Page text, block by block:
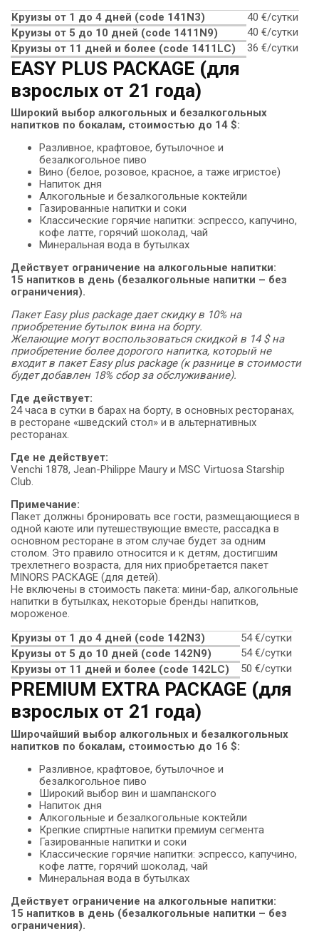
Круизы от 1 до 4 дней (сode 141N3)
40 €/сутки
Круизы от 5 до 10 дней (сode 1411N9)
40 €/сутки
Круизы от 11 дней и более (code 1411LC)
36 €/сутки
EASY PLUS PACKAGE (для
взрослых от 21 года)
Широкий выбор алкогольных и безалкогольных
напитков по бокалам, стоимостью до 14 $:
Разливное, крафтовое, бутылочное и
безалкогольное пиво
Вино (белое, розовое, красное, а таже игристое)
Напиток дня
Алкогольные и безалкогольные коктейли
Газированные напитки и соки
Классические горячие напитки: эспрессо, капучино,
кофе латте, горячий шоколад, чай
Минеральная вода в бутылках
Действует ограничение на алкогольные напитки:
15 напитков в день (безалкогольные напитки – без
ограничения).
Пакет Easy plus package дает скидку в 10% на
приобретение бутылок вина на борту.
Желающие могут воспользоваться скидкой в 14 $ на
приобретение более дорогого напитка, который не
входит в пакет Easy plus package (к разнице в стоимости
будет добавлен 18% сбор за обслуживание).
Где действует:
24 часа в сутки в барах на борту, в основных ресторанах,
в ресторане «шведский стол» и в альтернативных
ресторанах.
Где не действует:
Venchi 1878, Jean-Philippe Maury и MSC Virtuosa Starship
Club.
Примечание:
Пакет должны бронировать все гости, размещающиеся в
одной каюте или путешествующие вместе, рассадка в
основном ресторане в этом случае будет за одним
столом. Это правило относится и к детям, достигшим
трехлетнего возраста, для них приобретается пакет
MINORS PACKAGE (для детей).
Не включены в стоимость пакета: мини-бар, алкогольные
напитки в бутылках, некоторые бренды напитков,
мороженое.
Круизы от 1 до 4 дней (code 142N3)
54 €/сутки
Круизы от 5 до 10 дней (сode 142N9)
54 €/сутки
Круизы от 11 дней и более (code 142LC)
50 €/сутки
PREMIUM EXTRA PACKAGE (для
взрослых от 21 года)
Широчайший выбор алкогольных и безалкогольных
напитков по бокалам, стоимостью до 16 $:
Разливное, крафтовое, бутылочное и
безалкогольное пиво
Широкий выбор вин и шампанского
Напиток дня
Алкогольные и безалкогольные коктейли
Крепкие спиртные напитки премиум сегмента
Газированные напитки и соки
Классические горячие напитки: эспрессо, капучино,
кофе латте, горячий шоколад, чай
Минеральная вода в бутылках
Действует ограничение на алкогольные напитки:
15 напитков в день (безалкогольные напитки – без
ограничения).